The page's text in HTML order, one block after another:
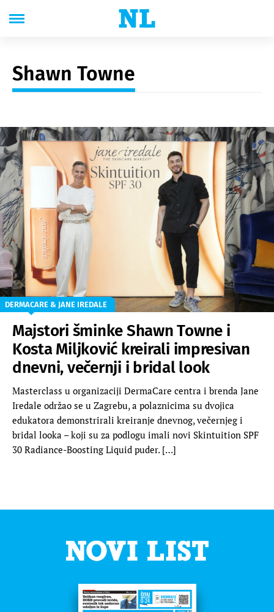
Shawn Towne
DERMACARE & JANE IREDALE
Majstori šminke Shawn Towne i
Kosta Miljković kreirali impresivan
dnevni, večernji i bridal look
Masterclass u organizaciji DermaCare centra i brenda Jane
Iredale održao se u Zagrebu, a polaznicima su dvojica
edukatora demonstrirali kreiranje dnevnog, večernjeg i
bridal looka – koji su za podlogu imali novi Skintuition SPF
30 Radiance-Boosting Liquid puder. […]